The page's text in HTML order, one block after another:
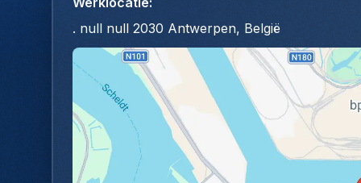
. null null 2030 Antwerpen, België